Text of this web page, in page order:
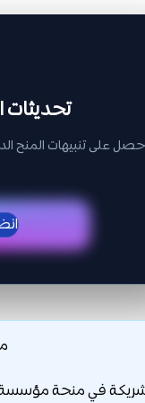
تحديثات
على تنبيهات المنح
في منحة